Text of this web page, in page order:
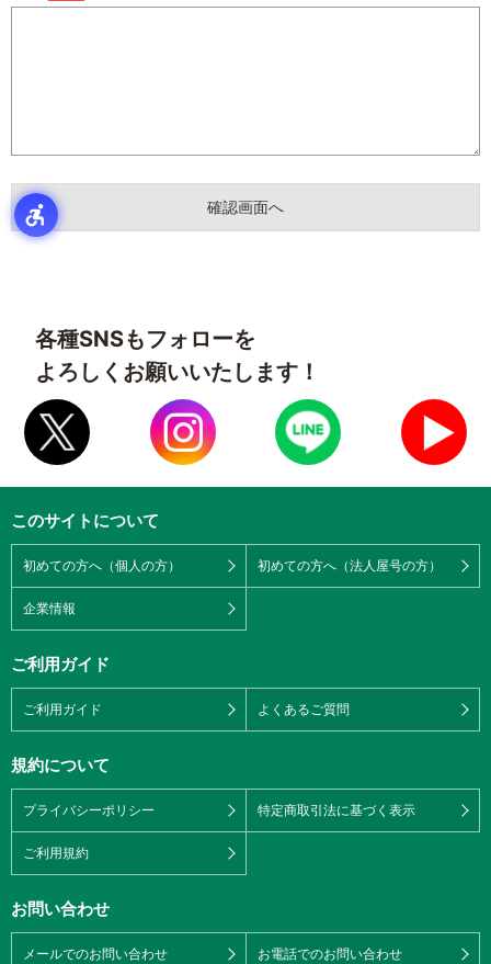
各種SNSもフォローを
よろしくお願いいたします！
このサイトについて
初めての方へ（個人の方） 初めての方へ（法人屋号の方）
企業情報
ご利用ガイド
ご利用ガイド よくあるご質問
規約について
プライバシーポリシー 特定商取引法に基づく表示
ご利用規約
お問い合わせ
メールでのお問い合わせ お電話でのお問い合わせ